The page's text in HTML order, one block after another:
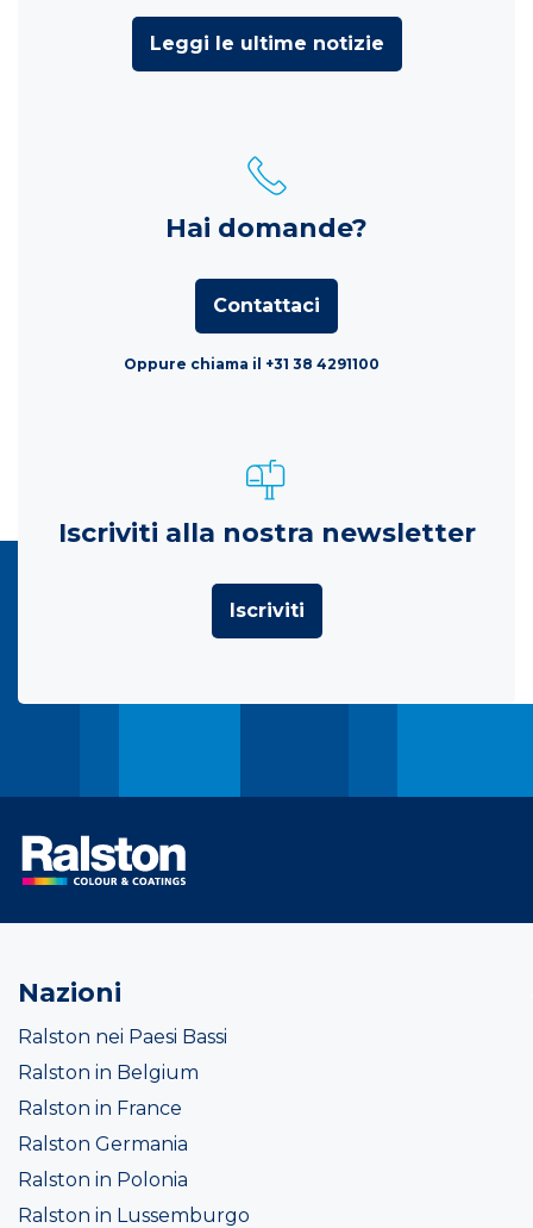
Leggi le ultime notizie
Hai domande?
Contattaci
Oppure chiama il +31 38 4291100
Iscriviti alla nostra newsletter
Iscriviti
Nazioni
Ralston nei Paesi Bassi
Ralston in Belgium
Ralston in France
Ralston Germania
Ralston in Polonia
Ralston in Lussemburgo